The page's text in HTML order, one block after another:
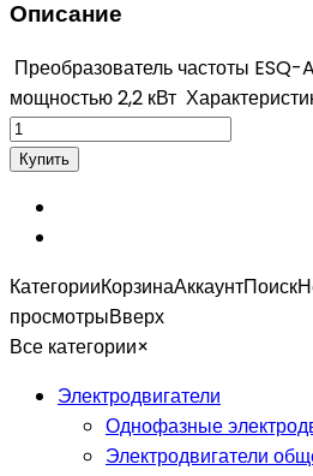
Описание
Преобразователь частоты
мощностью 2,2 кВт
КатегорииКорзинаАккаунтПоиск
просмотрыВверх
Все категории×
Электродвигатели
Однофазные
Электродвигатели